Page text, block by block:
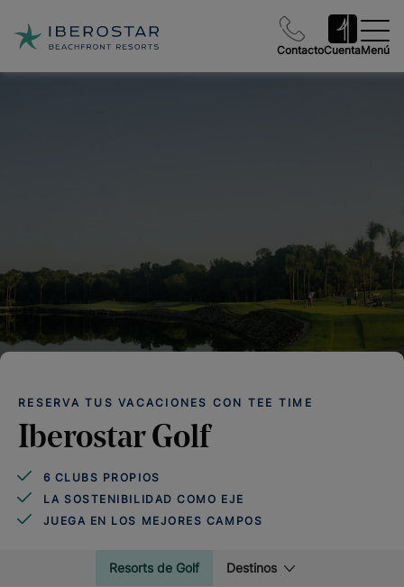
ContactoCuentaMenú
RESERVA TUS VACACIONES CON TEE TIME
Iberostar Golf
6 CLUBS PROPIOS
LA SOSTENIBILIDAD COMO EJE
JUEGA EN LOS MEJORES CAMPOS
Resorts de Golf Destinos